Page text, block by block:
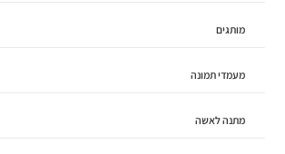
מותגים
מעמדי תמונה
מתנה לאשה